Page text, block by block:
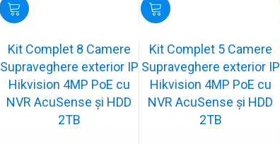
Kit Complet 8 Camere
Supraveghere exterior IP
Hikvision 4MP PoE cu
NVR AcuSense și HDD
2TB
Kit Complet 5 Camere
Supraveghere exterior IP
Hikvision 4MP PoE cu
NVR AcuSense și HDD
2TB